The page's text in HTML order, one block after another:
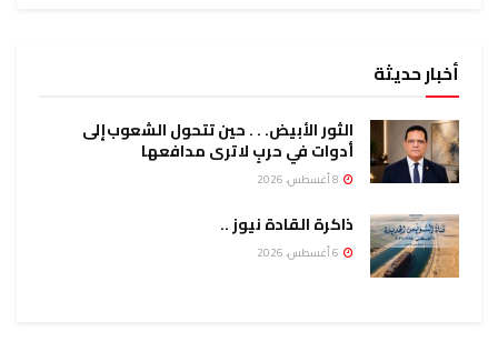
أخبار حديثة
الثور الأبيض. . . حين تتحول الشعوب إلى
أدوات في حربٍ لا ترى مدافعها
ذاكرة القادة نيوز ..